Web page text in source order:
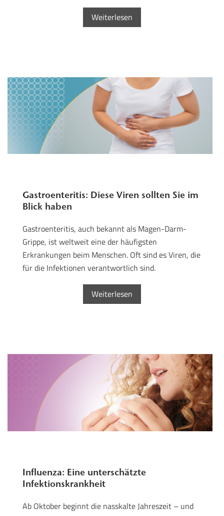
Weiterlesen
Gastroenteritis: Diese Viren sollten Sie im
Blick haben
Gastroenteritis, auch bekannt als Magen-Darm-
Grippe, ist weltweit eine der häufigsten
Erkrankungen beim Menschen. Oft sind es Viren, die
für die Infektionen verantwortlich sind.
Weiterlesen
Influenza: Eine unterschätzte
Infektionskrankheit
Ab Oktober beginnt die nasskalte Jahreszeit – und